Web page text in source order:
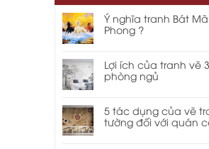
Ý nghĩa tranh Bát Mã
Phong ?
Lợi ích của tranh vẽ
phòng ngủ
5 tác dụng của vẽ
tường đối với quán